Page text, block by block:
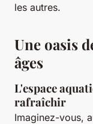
les autres.
Une oasis
âges
L'espace
rafraîchir
Imaginez-vous,